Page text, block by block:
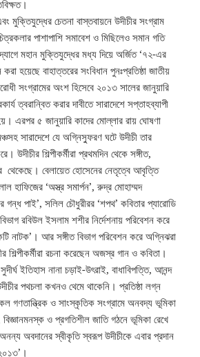
মুক্তিযুদ্ধের চেতনা বাস্তবায়নে উদীচীর সংগ্রাম
পাশাপাশি সমাবেশ ও মিছিলেও সমান গতি
মহান মুক্তিযুদ্ধের মধ্য দিয়ে অর্জিত ‘৭২-এর
করা হয়েছে বাহাত্তরের সংবিধান পুনঃপ্রতিষ্ঠা জাতীয়
সংগ্রামের অংশ হিসেবে ২০১৩ সালের জানুয়ারি
ত্বরান্বিত করার দাবীতে সারাদেশে সপ্তাহব্যাপী
এরপর ৫ জানুয়ারি কাদের মোল্লার রায় ঘোষণা
সারাদেশে যে অগ্নিস্ফুরণ ঘটে উদীচী তার
উদীচীর শিল্পীকর্মীরা প্রথমদিন থেকে সঙ্গীত,
বেলায়েত হোসেনের নেতৃত্বে আবৃত্তি
হাফিজের ‘অস্ত্র সমার্পন’, রুদ্র মোহাম্মদ
গন্ধ পাই’, সলিল চৌধুরীরর ‘শপথ’ কবিতার প্যারোডি
রবিউল ইসলাম শশীর নির্দেশনায় পরিবেশন করে
নাটক’। আর সঙ্গীত বিভাগ পরিবেশন করে অগ্নিঝরা
শিল্পীকর্মীরা রচনা করেছেন অজস্র গান ও কবিতা।
ইতিহাস নানা চড়াই-উৎরাই, বাধাবিপত্তি, আনন্দ
পথচলা কখনও থেমে থাকেনি। প্রতিষ্ঠা লগ্ন
গণতান্ত্রিক ও সাংস্কৃতিক সংগ্রামে অনবদ্য ভূমিকা
ও প্রগতিশীল জাতি গঠনে ভূমিকা রেখে
অবদানের স্বীকৃতি স্বরূপ উদীচীকে এবার প্রদান